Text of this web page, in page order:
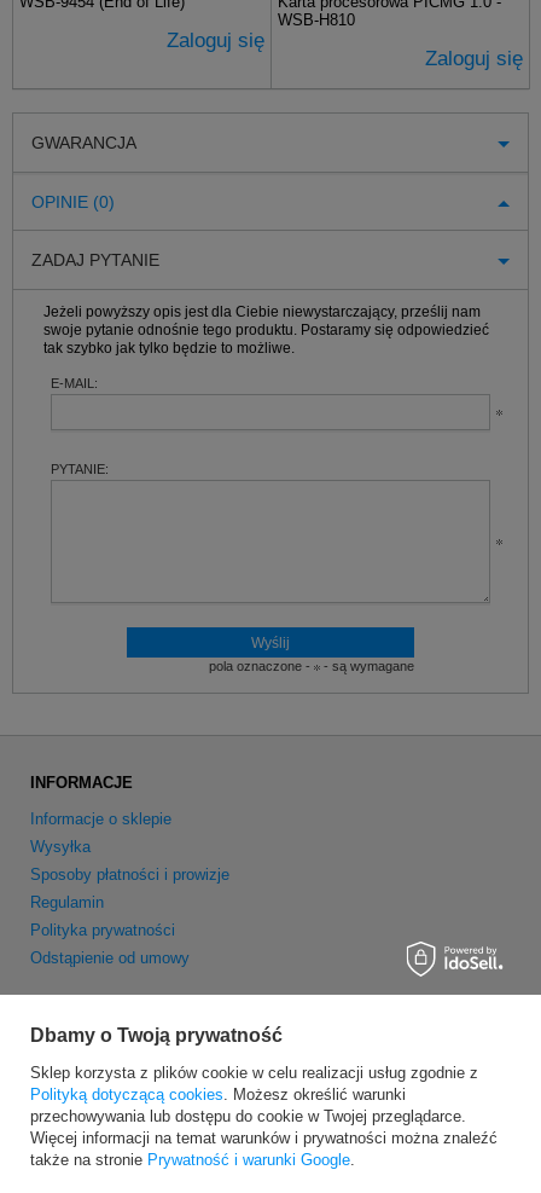
Zaloguj się
WSB-H810
Zaloguj się
GWARANCJA
OPINIE (0)
ZADAJ PYTANIE
Jeżeli powyższy opis jest dla Ciebie niewystarczający, prześlij nam
swoje pytanie odnośnie tego produktu. Postaramy się odpowiedzieć
tak szybko jak tylko będzie to możliwe.
E-MAIL:
PYTANIE:
pola oznaczone - - są wymagane
INFORMACJE
Informacje o sklepie
Wysyłka
Sposoby płatności i prowizje
Regulamin
Polityka prywatności
Odstąpienie od umowy
Zarejestruj się
Moje zamówienia
Koszyk
Obserwowane
Newsletter
Dbamy o Twoją prywatność
Sklep korzysta z plików cookie w celu realizacji usług zgodnie z
Polityką dotyczącą cookies. Możesz określić warunki
przechowywania lub dostępu do cookie w Twojej przeglądarce.
Więcej informacji na temat warunków i prywatności można znaleźć
także na stronie Prywatność i warunki Google.